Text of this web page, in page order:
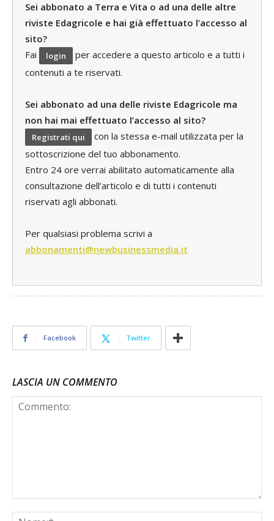
Sei abbonato a Terra e Vita o ad una delle altre
riviste Edagricole e hai già effettuato l’accesso al
sito?
Fai
login
per accedere a questo articolo e a tutti i
contenuti a te riservati.
Sei abbonato ad una delle riviste Edagricole ma
non hai mai effettuato l’accesso al sito?
Registrati qui
con la stessa e-mail utilizzata per la
sottoscrizione del tuo abbonamento.
Entro 24 ore verrai abilitato automaticamente alla
consultazione dell’articolo e di tutti i contenuti
riservati agli abbonati.
Per qualsiasi problema scrivi a
abbonamenti@newbusinessmedia.it
Facebook Twitter
LASCIA UN COMMENTO